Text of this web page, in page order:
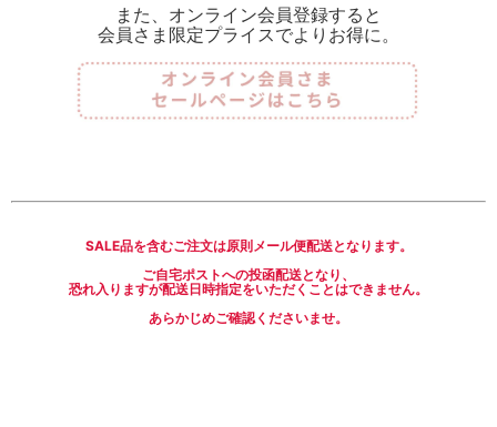
また、オンライン会員登録すると
会員さま限定プライスでよりお得に。
SALE品を含むご注文は原則メール便配送となります。
ご自宅ポストへの投函配送となり、
恐れ入りますが配送日時指定をいただくことはできません。
あらかじめご確認くださいませ。